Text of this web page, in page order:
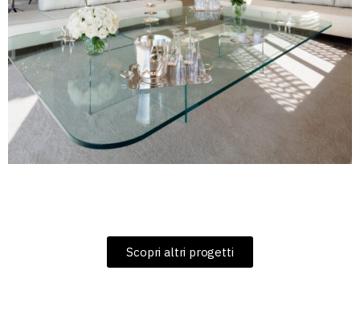
Scopri altri progetti